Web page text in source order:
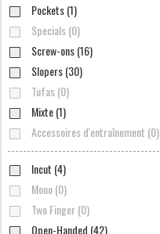
Pockets (1)
Specials (0)
Screw-ons (16)
Slopers (30)
Tufas (0)
Mixte (1)
Accessoires d'entraînement (0)
Incut (4)
Mono (0)
Two Finger (0)
Open-Handed (42)